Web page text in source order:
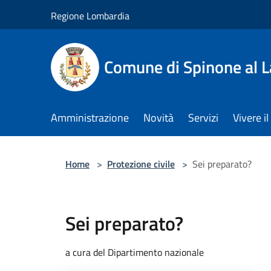
Regione Lombardia
Comune di Spinone al
Amministrazione Novità Servizi Vivere
Home > Protezione civile > Sei preparato?
Sei preparato?
a cura del Dipartimento nazionale